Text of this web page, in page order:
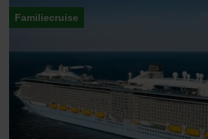
Familiecruise